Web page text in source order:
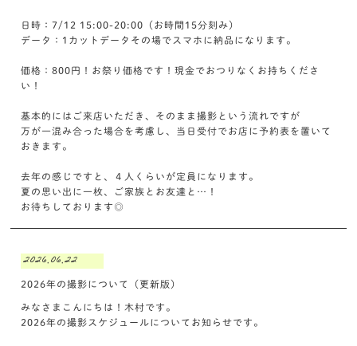
日時：7/12 15:00-20:00（お時間15分刻み）
データ：1カットデータその場でスマホに納品になります。
価格：800円！お祭り価格です！現金でおつりなくお持ちくださ
い！
基本的にはご来店いただき、そのまま撮影という流れですが
万が一混み合った場合を考慮し、当日受付でお店に予約表を置いて
おきます。
去年の感じですと、４人くらいが定員になります。
夏の思い出に一枚、ご家族とお友達と…！
お待ちしております◎
2026.06.22
2026年の撮影について（更新版）
みなさまこんにちは！木村です。
2026年の撮影スケジュールについてお知らせです。